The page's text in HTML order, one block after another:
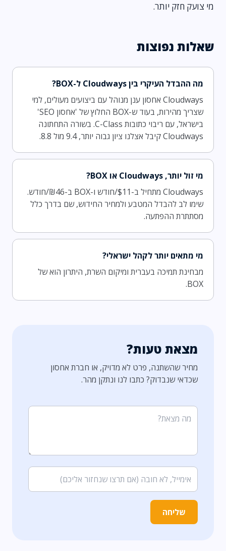
מי צועק חזק יותר.
שאלות נפוצות
מה ההבדל העיקרי בין Cloudways ל-BOX?
Cloudways אחסון ענן מנוהל עם ביצועים מעולים, למי
שצריך מהירות, בעוד ש-BOX החלוץ של 'אחסון SEO'
בישראל, עם ריבוי כתובות C-Class. בשורה התחתונה
Cloudways קיבל אצלנו ציון גבוה יותר, 9.4 מול 8.8.
מי זול יותר, Cloudways או BOX?
Cloudways מתחיל ב-$11/חודש ו-BOX ב-₪46/חודש.
שימו לב להבדל המטבע ולמחיר החידוש, שם בדרך כלל
מסתתרת ההפתעה.
מי מתאים יותר לקהל ישראלי?
מבחינת תמיכה בעברית ומיקום השרת, היתרון הוא של
BOX.
מצאת טעות?
מחיר שהשתנה, פרט לא מדויק, או חברת אחסון
שכדאי שנבדוק? כתבו לנו ונתקן מהר.
שליחה